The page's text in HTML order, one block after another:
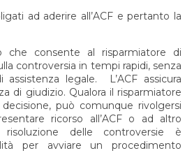
ad aderire all’ACF e pertanto la
che consente al risparmiatore di
controversia in tempi rapidi, senza
legale. L’ACF assicura
di giudizio. Qualora il risparmiatore
può comunque rivolgersi
ricorso all’ACF o ad altro
delle controversie è
per avviare un procedimento